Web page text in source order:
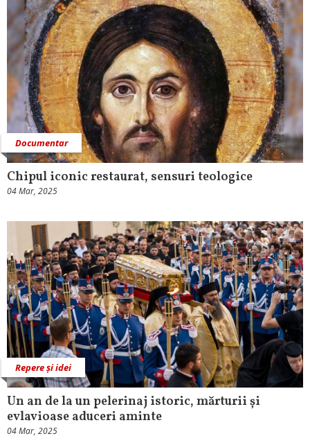
Documentar
Chipul iconic restaurat, sensuri teologice
04 Mar, 2025
Repere și idei
Un an de la un pelerinaj istoric, mărturii și
evlavioase aduceri aminte
04 Mar, 2025